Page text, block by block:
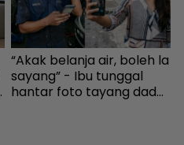
“Akak belanja air, boleh la
sayang” - Ibu tunggal
hantar foto tayang dada,